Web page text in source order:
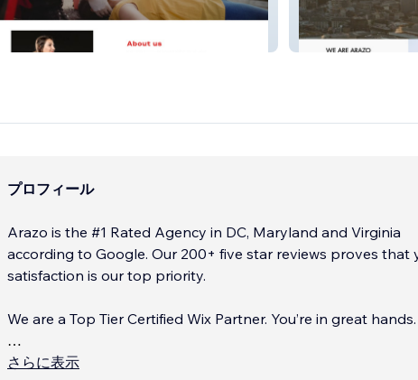
Educare Social Service Systems
Arazo Media
プロフィール
Arazo is the #1 Rated Agency in DC, Maryland and Virginia
according to Google. Our 200+ five star reviews proves that
satisfaction is our top priority.
We are a Top Tier Certified Wix Partner. You’re in great hands.
OUR SERVICES
さらに表示